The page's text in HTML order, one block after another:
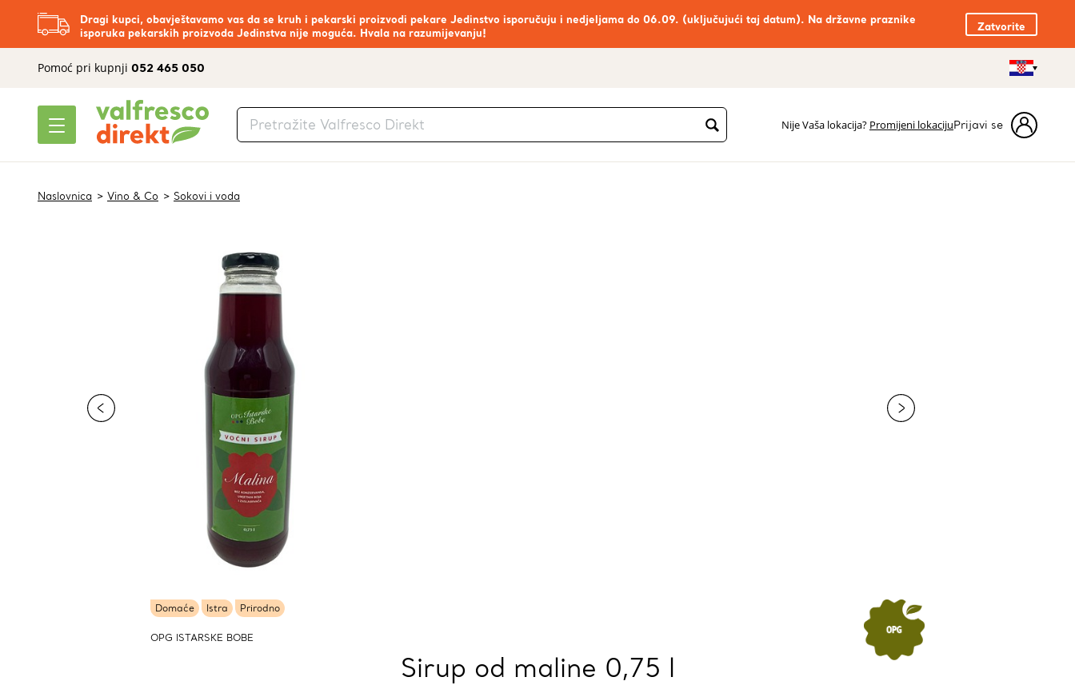
Dragi kupci, obavještavamo vas da se kruh i pekarski proizvodi pekare Jedinstvo isporučuju i nedjeljama do 06.09. (uključujući taj datum). Na državne praznike
isporuka pekarskih proizvoda Jedinstva nije moguća. Hvala na razumijevanju!
Zatvorite
Pomoć pri kupnji 052 465 050
Nije Vaša lokacija? Promijeni lokacijuPrijavi se
Naslovnica Vino & Co Sokovi i voda
Domaće Istra Prirodno
OPG ISTARSKE BOBE
Sirup od maline 0,75 l